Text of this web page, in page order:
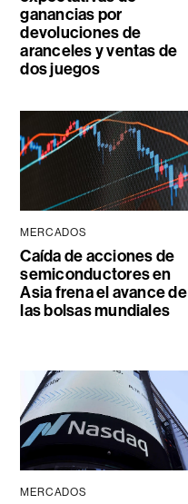
ganancias por
devoluciones de
aranceles y ventas de
dos juegos
MERCADOS
Caída de acciones de
semiconductores en
Asia frena el avance de
las bolsas mundiales
MERCADOS